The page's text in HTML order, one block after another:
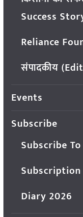
Success
Reliance
संपादकीय
Events
Subscribe
Subscribe
Diary 2026